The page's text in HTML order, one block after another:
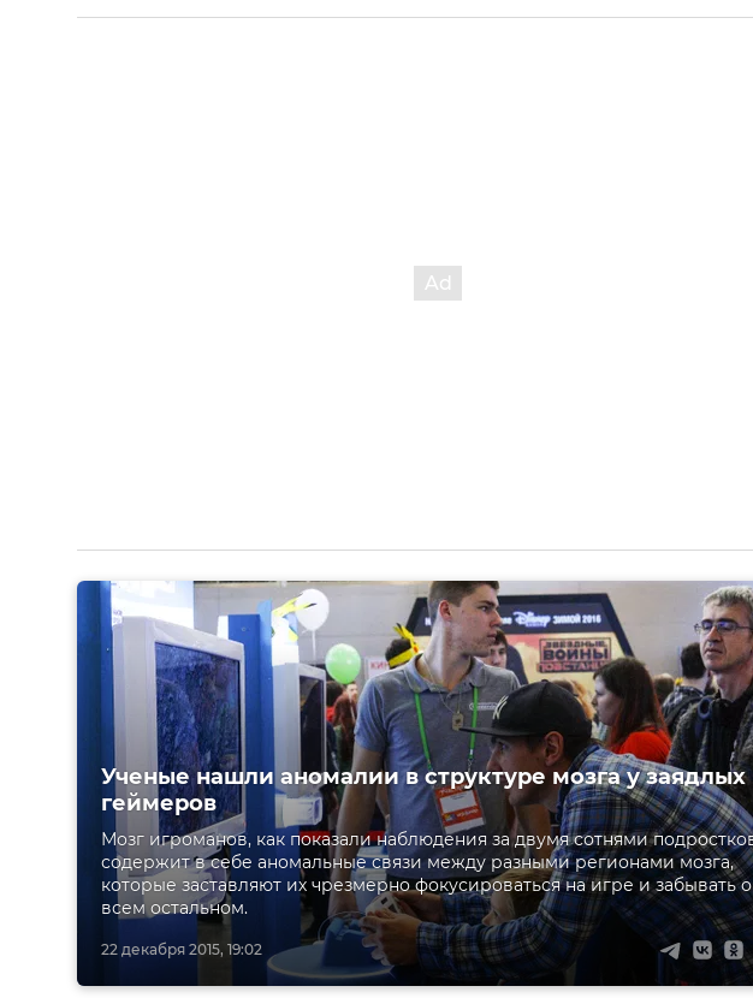
22 декабря 2015, 19:02
Ученые нашли аномалии в структуре мозга у заядлых
геймеров
Мозг игроманов, как показали наблюдения за двумя сотнями
содержит в себе аномальные связи между разными регионами мозга,
которые заставляют их чрезмерно фокусироваться на игре и забывать о
всем остальном.